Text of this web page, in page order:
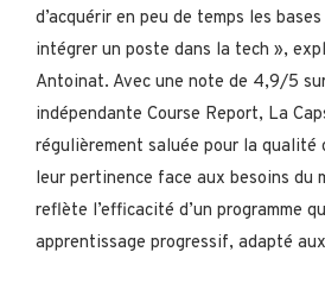
d’acquérir en peu de temps les
intégrer un poste dans la tech »,
Antoinat. Avec une note de 4,9/5
indépendante Course Report, La
régulièrement saluée pour la qualité
leur pertinence face aux besoins du
reflète l’efficacité d’un programme
apprentissage progressif, adapté